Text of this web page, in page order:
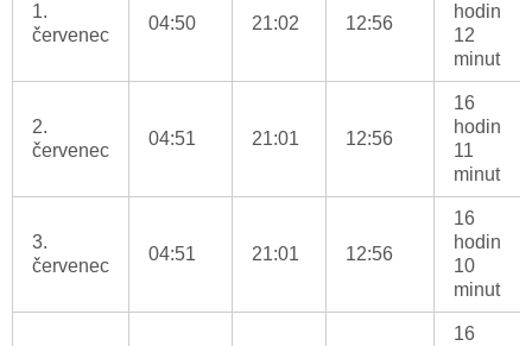
1.
červenec
04:50 21:02 12:56
hodin
12
minut
2.
červenec
04:51 21:01 12:56
16
hodin
11
minut
3.
červenec
04:51 21:01 12:56
16
hodin
10
minut
16